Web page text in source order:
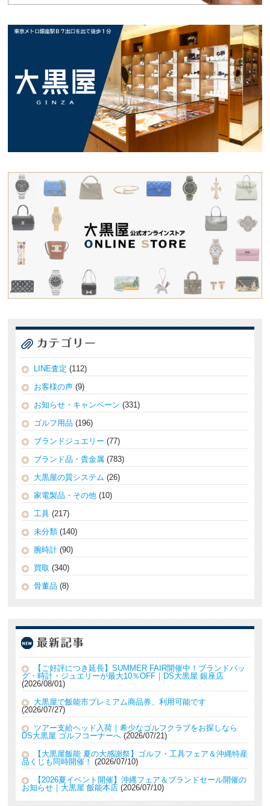
LINE査定 (112)
お客様の声 (9)
お知らせ・キャンペーン (331)
ゴルフ用品 (196)
ブランドジュエリー (77)
ブランド品・貴金属 (783)
大黒屋の質システム (26)
家電製品・その他 (10)
工具 (217)
未分類 (140)
腕時計 (90)
買取 (340)
骨董品 (8)
【ご好評につき延長】SUMMER FAIR開催中！ブランドバッ
グ・時計・ジュエリーが最大10％OFF｜DS大黒屋 銀座店
2026/08/01
大黒屋で飯能市プレミアム商品券、利用可能です
2026/07/27
ツアー支給ヘッド入荷｜希少なゴルフクラブをお探しなら
DS大黒屋 ゴルフコーナーへ 2026/07/21
【大黒屋飯能 夏の大感謝祭】ゴルフ・工具フェア＆沖縄特産
品くじも同時開催！
2026/07/10
【2026夏イベント開催】沖縄フェア＆ブランドセール開催の
お知らせ｜大黒屋 飯能本店 2026/07/10